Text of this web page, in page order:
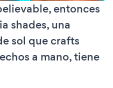
entonces
shades, una
sol que crafts
a mano, tiene